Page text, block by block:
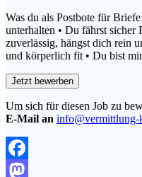
Was du als Postbote für
unterhalten • Du fährst sicher
zuverlässig, hängst dich rein
und körperlich fit • Du bist
Um sich für diesen Job zu
E-Mail an info@vermittlung-
Facebook